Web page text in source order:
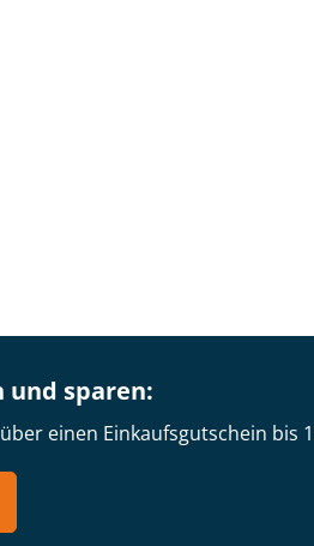
und sparen:
einen Einkaufsgutschein bis